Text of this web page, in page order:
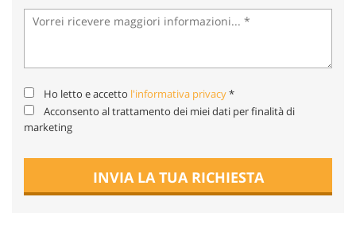
Ho letto e accetto l'informativa privacy*
Acconsento al trattamento dei miei dati per finalità di
marketing
INVIA LA TUA RICHIESTA
Cookie analitici
Leggi
la
cookie
le